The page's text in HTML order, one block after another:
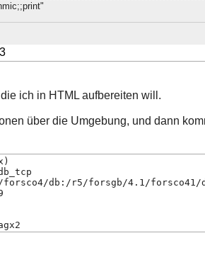
ich in HTML aufbereiten will.
über die Umgebung, und dann
db:/r5/forsgb/4.1/